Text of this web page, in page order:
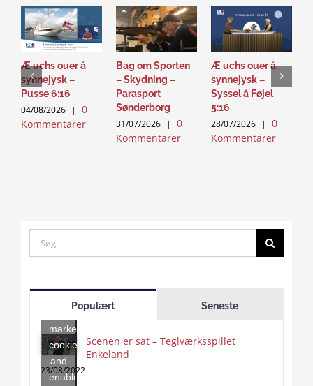
Æ uchs ouer å
synnejysk –
Pusse 6:16
04/08/2026 |
0
Kommentarer
Bag om Sporten
– Skydning –
Parasport
Sønderborg
31/07/2026 |
0
Kommentarer
Æ uchs ouer å
synnejysk –
Syssel å Føjel
5:16
28/07/2026 |
0
Kommentarer
Search
for:
Populært Seneste
accept
marketing
cookies
and
enable
Scenen er sat – Teglværksspillet
Enkeland
23/08/2022
Click
to